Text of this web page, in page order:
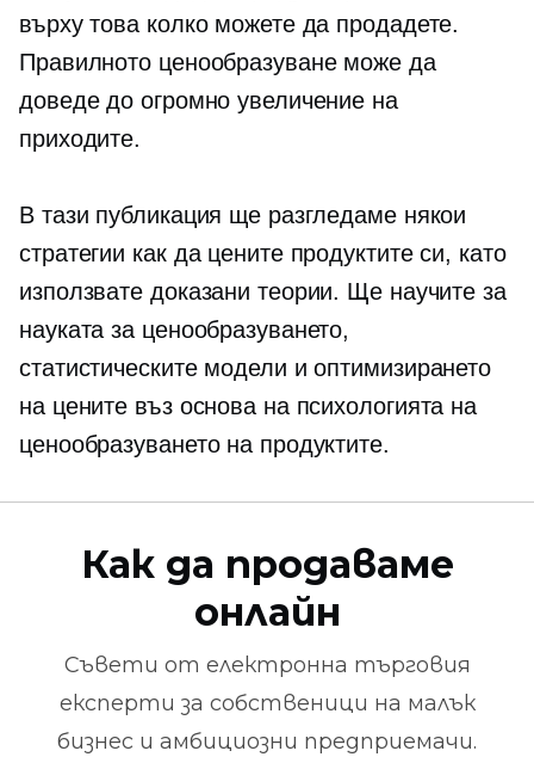
върху това колко можете да продадете.
Правилното ценообразуване може да
доведе до огромно увеличение на
приходите.
В тази публикация ще разгледаме някои
стратегии как да цените продуктите си, като
използвате доказани теории. Ще научите за
науката за ценообразуването,
статистическите модели и оптимизирането
на цените въз основа на психологията на
ценообразуването на продуктите.
Как да продаваме
онлайн
Съвети от електронна търговия
експерти за собственици на малък
бизнес и амбициозни предприемачи.